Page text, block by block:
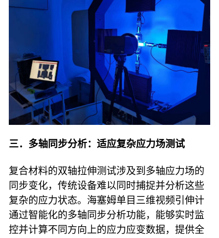
三．多轴同步分析：适应复杂应力场测试
复合材料的双轴拉伸测试涉及到多轴应力场的
同步变化，传统设备难以同时捕捉并分析这些
复杂的应力状态。海塞姆单目三维视频引伸计
通过智能化的多轴同步分析功能，能够实时监
控并计算不同方向上的应力应变数据，提供全